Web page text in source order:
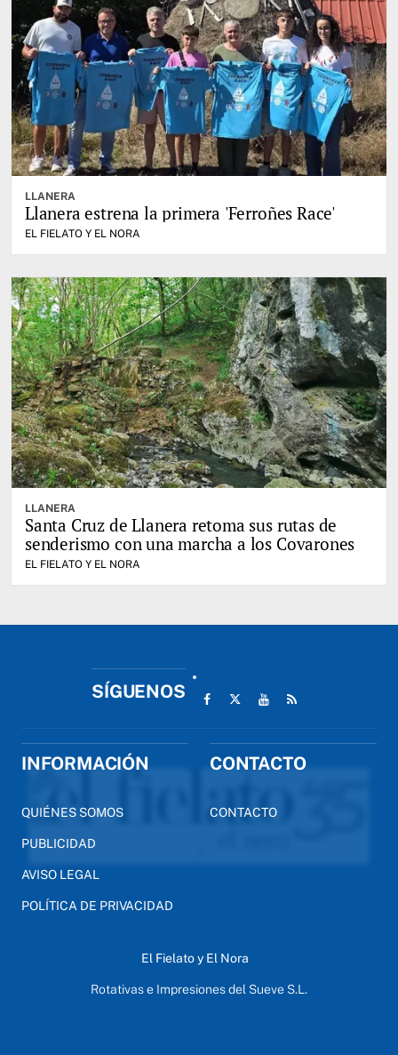
LLANERA
Llanera estrena la primera 'Ferroñes Race'
EL FIELATO Y EL NORA
LLANERA
Santa Cruz de Llanera retoma sus rutas de
senderismo con una marcha a los Covarones
EL FIELATO Y EL NORA
SÍGUENOS
INFORMACIÓN
QUIÉNES SOMOS
PUBLICIDAD
AVISO LEGAL
POLÍTICA DE PRIVACIDAD
CONTACTO
CONTACTO
El Fielato y El Nora
Rotativas e Impresiones del Sueve S.L.